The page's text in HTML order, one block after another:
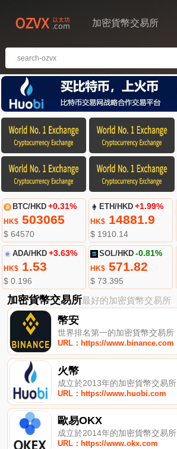
加密貨幣交易所
BTC/HKD +0.31%
HK$503065
$ 64570
ETH/HKD +1.99%
HK$ 14881.9
$ 1910.14
ADA/HKD +3.63%
HK$1.53
$ 0.196
SOL/HKD -0.81%
HK$ 571.82
$ 73.395
加密貨幣交易所最好的加密貨幣交易所
幣安
世界排名第一的加密貨幣交易所
URL：https://www.binance.com
火幣
成立於2013年的加密貨幣交易所
URL：https://www.huobi.com
歐易OKX
成立於2014年的加密貨幣交易所
URL：https://www.okx.com